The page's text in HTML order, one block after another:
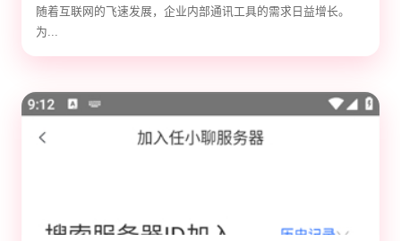
随着互联网的飞速发展，企业内部通讯工具的需求日益增长。
为...